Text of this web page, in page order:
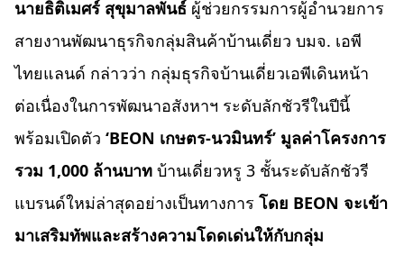
นายธิติเมศร์ สุขุมาลพันธ์ ผู้ช่วยกรรมการผู้อำนวยการ
สายงานพัฒนาธุรกิจกลุ่มสินค้าบ้านเดี่ยว บมจ. เอพี
ไทยแลนด์ กล่าวว่า กลุ่มธุรกิจบ้านเดี่ยวเอพีเดินหน้า
ต่อเนื่องในการพัฒนาอสังหาฯ ระดับลักชัวรีในปีนี้
พร้อมเปิดตัว ‘BEON เกษตร-นวมินทร์’ มูลค่าโครงการ
รวม 1,000 ล้านบาท บ้านเดี่ยวหรู 3 ชั้นระดับลักชัวรี
แบรนด์ใหม่ล่าสุดอย่างเป็นทางการ โดย BEON จะเข้า
มาเสริมทัพและสร้างความโดดเด่นให้กับกลุ่ม